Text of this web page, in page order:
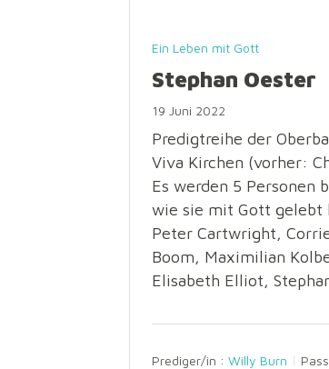
Ein Leben mit Gott
Stephan Oester
19 Juni 2022
Predigtreihe der
Viva Kirchen (vorher:
Es werden 5 Personen
wie sie mit Gott gelebt
Peter Cartwright,
Boom, Maximilian
Elisabeth Elliot,
Prediger/in : Willy Burn